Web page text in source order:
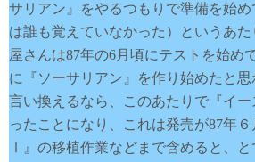
サリアン』をやるつもりで準備を始
は誰も覚えていなかった）というあ
屋さんは87年の6月頃にテストを始め
に『ソーサリアン』を作り始めたと思
言い換えるなら、このあたりで『イ
ったことになり、これは発売が87年
Ⅰ』の移植作業などまで含めると、